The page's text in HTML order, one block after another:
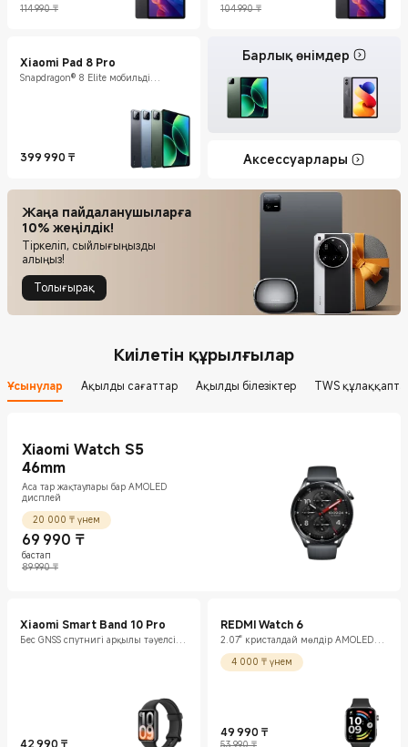
114 990 ₸
104 990 ₸
Xiaomi Pad 8 Pro
Snapdragon® 8 Elite мобильді
399 990 ₸
Current Price ₸399990
Барлық өнімдер
Аксессуарлары
Жаңа пайдаланушыларға
10% жеңілдік!
Тіркеліп, сыйлығыңызды
алыңыз!
Толығырақ
Киілетін құрылғылар
Ұсынулар Ақылды сағаттар Ақылды білезіктер TWS
Xiaomi Watch S5
46mm
Аса тар жақтаулары бар AMOLED
дисплей
20 000 ₸ үнем
69 990 ₸
Current Price ₸69990
бастап
89 990 ₸
Нарықтағы баға 89 990 ₸
Xiaomi Smart Band 10 Pro
Бес GNSS спутнигі арқылы тәуелсіз
42 990 ₸
REDMI Watch 6
2.07" кристалдай мөлдір AMOLED
дисплей
4 000 ₸ үнем
49 990 ₸
Current Price ₸49990
53 990 ₸
Нарықтағы баға 53 990 ₸